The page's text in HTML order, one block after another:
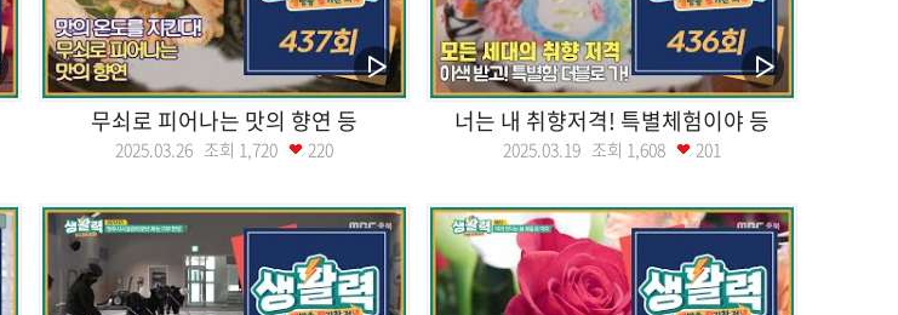
무쇠로 피어나는 맛의 향연 등
2025.03.26 조회 1,720 220
너는 내 취향저격! 특별체험이야 등
2025.03.19 조회 1,608 201